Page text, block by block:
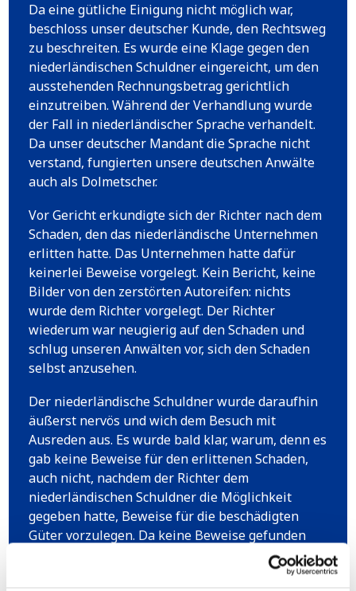
Da eine gütliche Einigung nicht möglich war,
beschloss unser deutscher Kunde, den Rechtsweg
zu beschreiten. Es wurde eine Klage gegen den
niederländischen Schuldner eingereicht, um den
ausstehenden Rechnungsbetrag gerichtlich
einzutreiben. Während der Verhandlung wurde
der Fall in niederländischer Sprache verhandelt.
Da unser deutscher Mandant die Sprache nicht
verstand, fungierten unsere deutschen Anwälte
auch als Dolmetscher.
Vor Gericht erkundigte sich der Richter nach dem
Schaden, den das niederländische Unternehmen
erlitten hatte. Das Unternehmen hatte dafür
keinerlei Beweise vorgelegt. Kein Bericht, keine
Bilder von den zerstörten Autoreifen: nichts
wurde dem Richter vorgelegt. Der Richter
wiederum war neugierig auf den Schaden und
schlug unseren Anwälten vor, sich den Schaden
selbst anzusehen.
Der niederländische Schuldner wurde daraufhin
äußerst nervös und wich dem Besuch mit
Ausreden aus. Es wurde bald klar, warum, denn es
gab keine Beweise für den erlittenen Schaden,
auch nicht, nachdem der Richter dem
niederländischen Schuldner die Möglichkeit
gegeben hatte, Beweise für die beschädigten
Güter vorzulegen. Da keine Beweise gefunden
wurden, musste der niederländische Schuldner €